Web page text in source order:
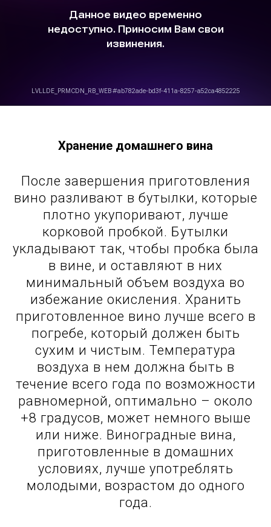
Хранение домашнего вина
После завершения приготовления
вино разливают в бутылки, которые
плотно укупоривают, лучше
корковой пробкой. Бутылки
укладывают так, чтобы пробка была
в вине, и оставляют в них
минимальный объем воздуха во
избежание окисления. Хранить
приготовленное вино лучше всего в
погребе, который должен быть
сухим и чистым. Температура
воздуха в нем должна быть в
течение всего года по возможности
равномерной, оптимально – около
+8 градусов, может немного выше
или ниже. Виноградные вина,
приготовленные в домашних
условиях, лучше употреблять
молодыми, возрастом до одного
года.